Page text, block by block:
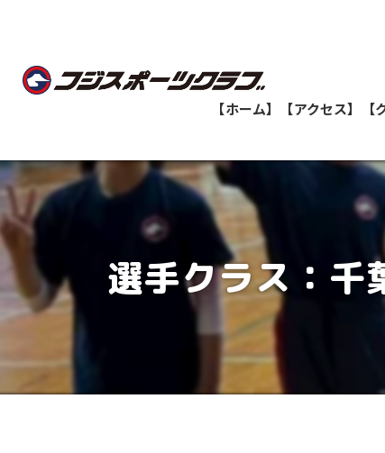
【ホーム】 【アクセス】
船橋教室
津田沼教室
選手クラス：千